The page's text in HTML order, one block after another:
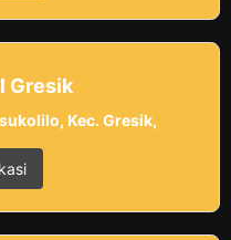
Gresik
Kec. Gresik,